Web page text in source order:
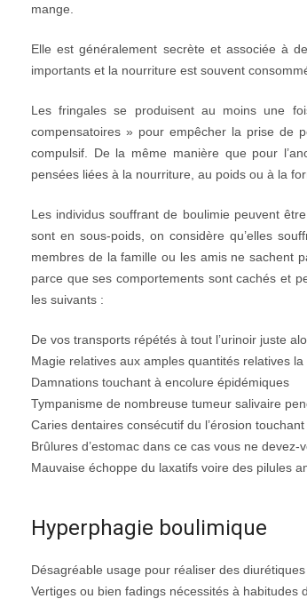
mange.
Elle est généralement secrète et associée à
importants et la nourriture est souvent
Les fringales se produisent au moins une
compensatoires » pour empêcher la prise de
compulsif. De la même manière que pour
pensées liées à la nourriture, au poids ou à la
Les individus souffrant de boulimie peuvent
sont en sous-poids, on considère qu’elles
membres de la famille ou les amis ne sachent
parce que ses comportements sont cachés et
les suivants :
De vos transports répétés à tout l’urinoir juste
Magie relatives aux amples quantités relatives
Damnations touchant à encolure épidémiques
Tympanisme de nombreuse tumeur salivaire
Caries dentaires consécutif du l’érosion
Brûlures d’estomac dans ce cas vous ne
Mauvaise échoppe du laxatifs voire des pilules
Hyperphagie boulimique
Désagréable usage pour réaliser des
Vertiges ou bien fadings nécessités à habitudes